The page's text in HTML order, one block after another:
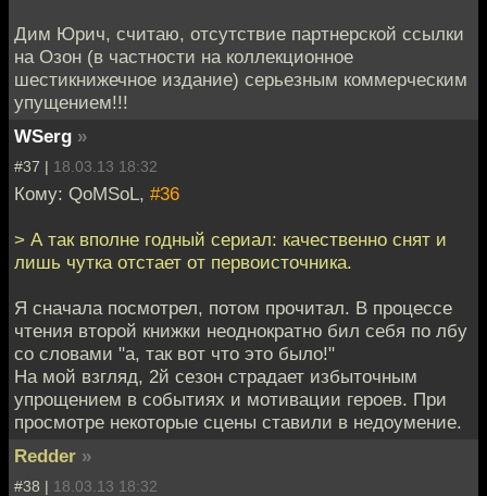
Дим Юрич, считаю, отсутствие партнерской ссылки
на Озон (в частности на коллекционное
шестикнижечное издание) серьезным коммерческим
упущением!!!
WSerg »
#37 | 18.03.13 18:32
Кому: QoMSoL, #36
> А так вполне годный сериал: качественно снят и
лишь чутка отстает от первоисточника.
Я сначала посмотрел, потом прочитал. В процессе
чтения второй книжки неоднократно бил себя по лбу
со словами "а, так вот что это было!"
На мой взгляд, 2й сезон страдает избыточным
упрощением в событиях и мотивации героев. При
просмотре некоторые сцены ставили в недоумение.
Redder »
#38 | 18.03.13 18:32